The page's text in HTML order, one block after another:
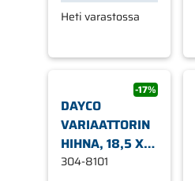
Heti varastossa
-17%
DAYCO
VARIAATTORIN
HIHNA, 18,5 X
811
304-8101